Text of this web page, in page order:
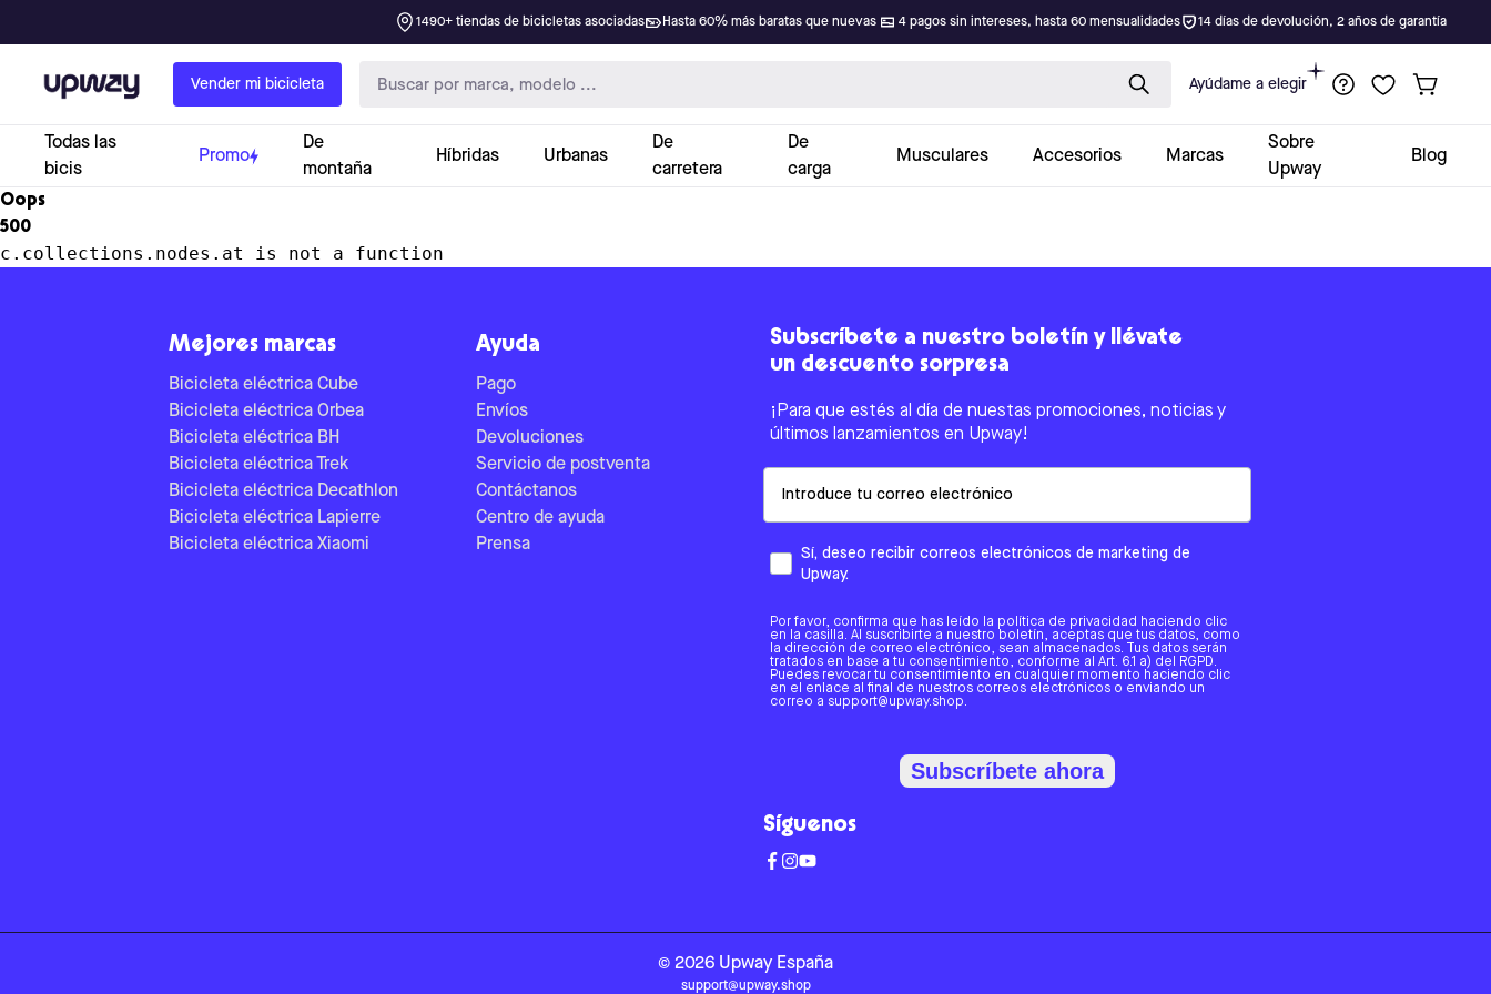
1490+ tiendas de bicicletas asociadas Hasta 60% más baratas que nuevas 4 pagos sin intereses, hasta 60 mensualidades 14 días de devolución, 2 años de garantía
Upway Vender mi bicicleta Ayúdame a elegir
Todas las
bicis
Promo
De
montaña
Híbridas Urbanas
De
carretera
De
carga
Musculares Accesorios Marcas
Sobre
Upway
Blog
Oops
500
c.collections.nodes.at is not a function
Mejores marcas
Bicicleta eléctrica Cube
Bicicleta eléctrica Orbea
Bicicleta eléctrica BH
Bicicleta eléctrica Trek
Bicicleta eléctrica Decathlon
Bicicleta eléctrica Lapierre
Bicicleta eléctrica Xiaomi
Ayuda
Pago
Envíos
Devoluciones
Servicio de postventa
Contáctanos
Centro de ayuda
Prensa
Subscríbete a nuestro boletín y llévate
un descuento sorpresa
¡Para que estés al día de nuestas promociones, noticias y
últimos lanzamientos en Upway!
Sí, deseo recibir correos electrónicos de marketing de
Upway.
Por favor, confirma que has leído la política de privacidad haciendo clic
en la casilla. Al suscribirte a nuestro boletín, aceptas que tus datos, como
la dirección de correo electrónico, sean almacenados. Tus datos serán
tratados en base a tu consentimiento, conforme al Art. 6.1 a) del RGPD.
Puedes revocar tu consentimiento en cualquier momento haciendo clic
en el enlace al final de nuestros correos electrónicos o enviando un
correo a support@upway.shop.
Subscríbete ahora
Síguenos
© 2026 Upway España
support@upway.shop